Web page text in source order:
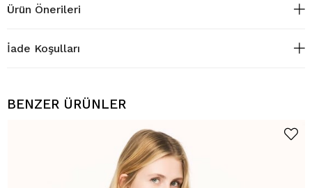
Ürün Önerileri
İade Koşulları
BENZER ÜRÜNLER